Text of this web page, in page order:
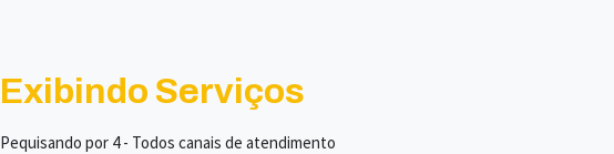
Exibindo Serviços
Pequisando por 4 - Todos canais de atendimento